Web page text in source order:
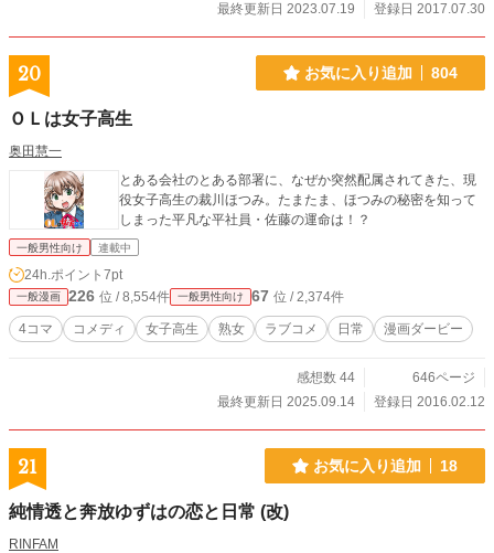
最終更新日 2023.07.19
登録日 2017.07.30
20 お気に入り追加 804
ＯＬは女子高生
奥田慧一
とある会社のとある部署に、なぜか突然配属されてきた、現
役女子高生の裁川ほつみ。たまたま、ほつみの秘密を知って
しまった平凡な平社員・佐藤の運命は！？
一般男性向け 連載中
24h.ポイント 7pt
一般漫画 226 位 / 8,554件 一般男性向け 67 位 / 2,374件
4コマ コメディ 女子高生 熟女 ラブコメ 日常 漫画ダービー
感想数 44
646ページ
最終更新日 2025.09.14
登録日 2016.02.12
21 お気に入り追加 18
純情透と奔放ゆずはの恋と日常 (改)
RINFAM